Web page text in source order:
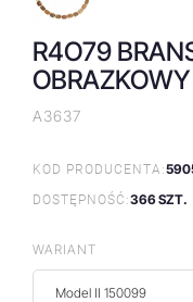
R4O79
A3637
KOD PRODUCENTA:
DOSTĘPNOŚĆ:366 SZT.
WARIANT
Model II 150099